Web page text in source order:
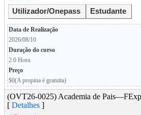
Utilizador/Onepass Estudante
Data de Realização
2026/08/10
Duração do curso
2.0 Hora
Preço
$0(A propina é gratuita)
(OVT26-0025) Academia de
[ Detalhes ]